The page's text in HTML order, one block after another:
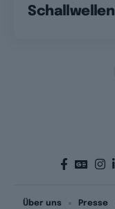
Schallwellen
Über uns Presse